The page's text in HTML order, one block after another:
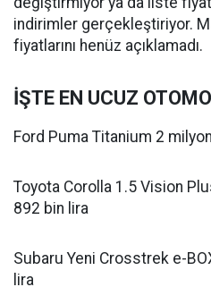
indirimler gerçekleştiriyor.
fiyatlarını henüz açıklamadı.
İŞTE EN UCUZ
Ford Puma Titanium 2
Toyota Corolla 1.5 Vision
892 bin lira
Subaru Yeni Crosstrek e-
lira